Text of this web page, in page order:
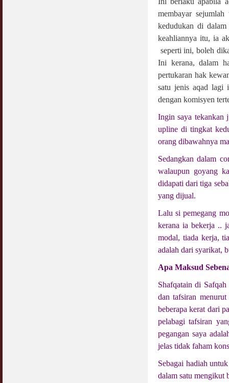
membayar
kedudukan di
keahliannya itu, ia
seperti ini, boleh
Ini kerana, dalam
pertukaran hak
satu jenis aqad lagi
dengan komisyen
Ingin saya tekankan
upline di tingkat
orang dibawahnya
Sedangkan dalam
walaupun goyang
didapati dari tiga
yang dijual.
Lalu si pemegang
kerana ia bekerja ..
modal, tiada kerja,
adalah dari syarikat,
Apa Maksud
Shafqatain di
dan tafsiran
beberapa kerat dari
pelabagi tafsiran
pegangan saya
jelas tidak faham
Sebagai hadiah
dalam satu mengikut